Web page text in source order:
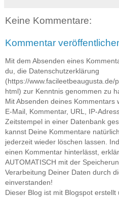
Keine Kommentare:
Kommentar
Mit dem Absenden eines
du, die Datenschutzerklärung
(https://www.facileetbeaugusta.de/
html) zur Kenntnis genommen zu
Mit Absenden deines Kommentars
E-Mail, Kommentar, URL, IP-
Zeitstempel in einer Datenbank
kannst Deine Kommentare
jederzeit wieder löschen lassen.
einen Kommentar hinterlässt,
AUTOMATISCH mit der
Verarbeitung Deiner Daten durch
einverstanden!
Dieser Blog ist mit Blogspot erstellt